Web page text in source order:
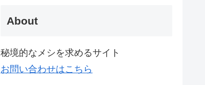
About
秘境的なメシを求めるサイト
お問い合わせはこちら